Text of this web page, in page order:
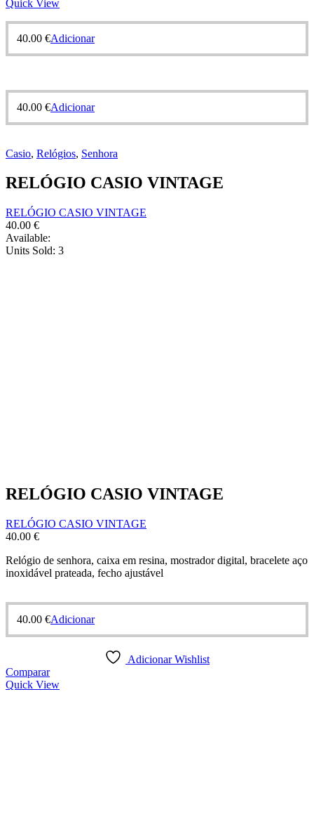
Quick View
40.00 €Adicionar
40.00 €Adicionar
Casio, Relógios, Senhora
RELÓGIO CASIO VINTAGE
RELÓGIO CASIO VINTAGE
40.00 €
Available:
Units Sold: 3
RELÓGIO CASIO VINTAGE
RELÓGIO CASIO VINTAGE
40.00 €
Relógio de senhora, caixa em resina, mostrador digital, bracelete aço
inoxidável prateada, fecho ajustável
40.00 €Adicionar
Adicionar Wishlist
Comparar
Quick View